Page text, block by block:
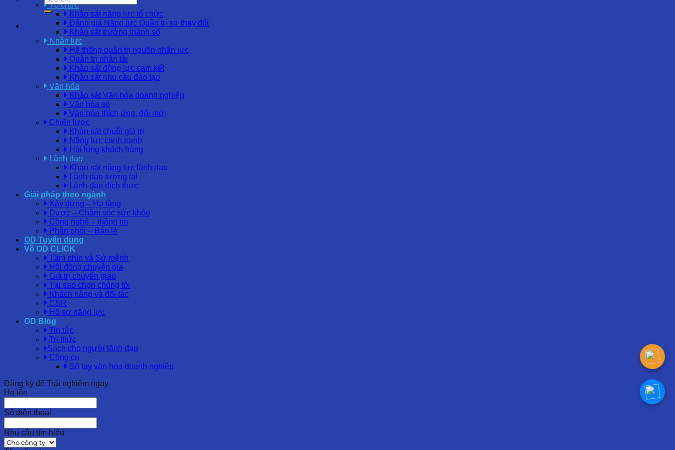
Tổ chức
Khảo sát năng lực tổ chức
Đánh giá Năng lực Quản trị sự thay đổi
Khảo sát trưởng thành số
Nhân lực
Hệ thống quản trị nguồn nhân lực
Quản trị nhân tài
Khảo sát động lực cam kết
Khảo sát nhu cầu đào tạo
Văn hóa
Khảo sát Văn hóa doanh nghiệp
Văn hóa số
Văn hóa thích ứng, đổi mới
Chiến lược
Khảo sát chuỗi giá trị
Năng lực cạnh tranh
Hài lòng khách hàng
Lãnh đạo
Khảo sát năng lực lãnh đạo
Lãnh đạo tương lai
Lãnh đạo đích thực
Giải pháp theo ngành
Xây dựng – Hạ tầng
Dược – Chăm sóc sức khỏe
Công nghệ – thông tin
Phân phối – Bán lẻ
OD Tuyển dụng
Về OD CLICK
Tầm nhìn và Sứ mệnh
Hội đồng chuyên gia
Giá trị chuyển giao
Tại sao chọn chúng tôi
Khách hàng và đối tác
CSR
Hồ sơ năng lực
OD Blog
Tin tức
Tri thức
Sách cho người lãnh đạo
Công cụ
Sổ tay văn hóa doanh nghiệp
Đăng ký để Trải nghiệm ngay
Họ tên
Số điện thoại
Nhu cầu tìm hiểu